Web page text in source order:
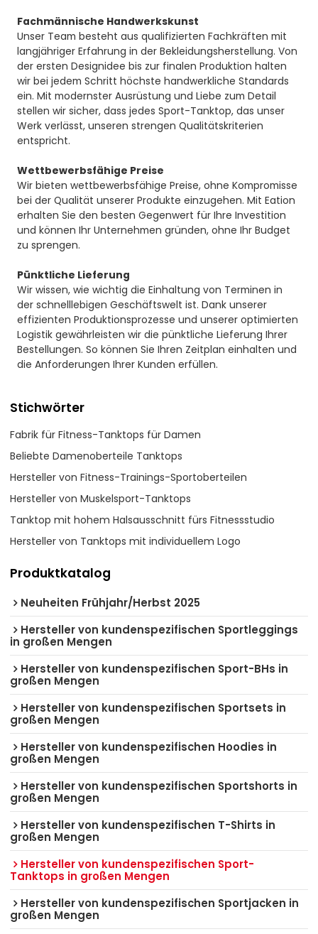
Fachmännische Handwerkskunst
Unser Team besteht aus qualifizierten Fachkräften mit
langjähriger Erfahrung in der Bekleidungsherstellung. Von
der ersten Designidee bis zur finalen Produktion halten
wir bei jedem Schritt höchste handwerkliche Standards
ein. Mit modernster Ausrüstung und Liebe zum Detail
stellen wir sicher, dass jedes Sport-Tanktop, das unser
Werk verlässt, unseren strengen Qualitätskriterien
entspricht.
Wettbewerbsfähige Preise
Wir bieten wettbewerbsfähige Preise, ohne Kompromisse
bei der Qualität unserer Produkte einzugehen. Mit Eation
erhalten Sie den besten Gegenwert für Ihre Investition
und können Ihr Unternehmen gründen, ohne Ihr Budget
zu sprengen.
Pünktliche Lieferung
Wir wissen, wie wichtig die Einhaltung von Terminen in
der schnelllebigen Geschäftswelt ist. Dank unserer
effizienten Produktionsprozesse und unserer optimierten
Logistik gewährleisten wir die pünktliche Lieferung Ihrer
Bestellungen. So können Sie Ihren Zeitplan einhalten und
die Anforderungen Ihrer Kunden erfüllen.
Stichwörter
Fabrik für Fitness-Tanktops für Damen
Beliebte Damenoberteile Tanktops
Hersteller von Fitness-Trainings-Sportoberteilen
Hersteller von Muskelsport-Tanktops
Tanktop mit hohem Halsausschnitt fürs Fitnessstudio
Hersteller von Tanktops mit individuellem Logo
Produktkatalog
Neuheiten Frühjahr/Herbst 2025
Hersteller von kundenspezifischen Sportleggings
in großen Mengen
Hersteller von kundenspezifischen Sport-BHs in
großen Mengen
Hersteller von kundenspezifischen Sportsets in
großen Mengen
Hersteller von kundenspezifischen Hoodies in
großen Mengen
Hersteller von kundenspezifischen Sportshorts in
großen Mengen
Hersteller von kundenspezifischen T-Shirts in
großen Mengen
Hersteller von kundenspezifischen Sport-
Tanktops in großen Mengen
Hersteller von kundenspezifischen Sportjacken in
großen Mengen